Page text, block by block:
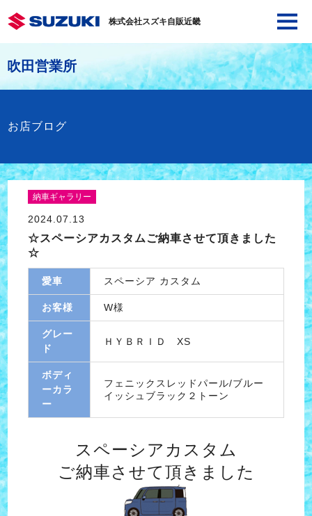
株式会社スズキ自販近畿
吹田営業所
お店ブログ
納車ギャラリー
2024.07.13
☆スペーシアカスタムご納車させて頂きました
☆
愛車 スペーシア カスタム
お客様 W様
グレー
ド
ＨＹＢＲＩＤ XS
ボディ
ーカラ
ー
フェニックスレッドパール/ブルー
イッシュブラック２トーン
スペーシアカスタム
ご納車させて頂きました